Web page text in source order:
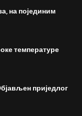
на појединим
температуре
приједлог